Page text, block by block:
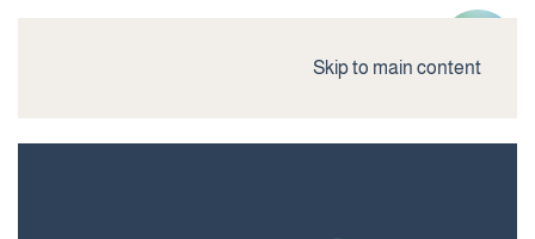
Skip to main content